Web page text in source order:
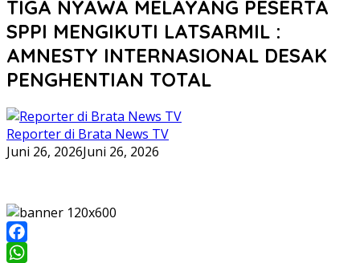
TIGA NYAWA MELAYANG PESERTA
SPPI MENGIKUTI LATSARMIL :
AMNESTY INTERNASIONAL DESAK
PENGHENTIAN TOTAL
Reporter di Brata News TV
Juni 26, 2026Juni 26, 2026
Facebook